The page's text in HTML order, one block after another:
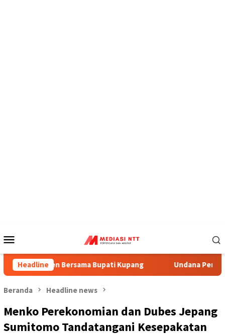
Mobile
Headline
Bersama Bupati Kupang Undana Perkuat Kejujuran
Beranda Headline news
Menko Perekonomian dan Dubes Jepang
Sumitomo Tandatangani Kesepakatan